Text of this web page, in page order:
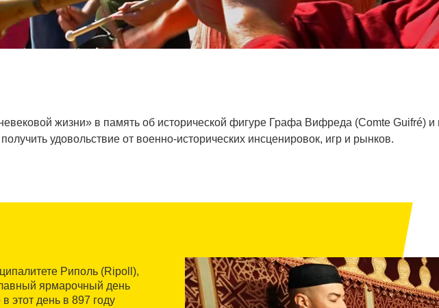
жизни» в память об исторической фигуре Графа Вифреда (Comte Guifré) и
удовольствие от военно-исторических инсценировок, игр и рынков.
Риполь (Ripoll),
ярмарочный день
этот день в 897 году